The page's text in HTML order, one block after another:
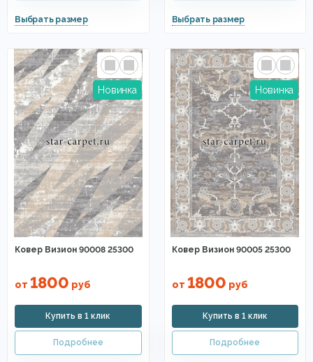
Ковер Визион 90008 25300
от 1800 руб
Ковер Визион 90005 25300
от 1800 руб